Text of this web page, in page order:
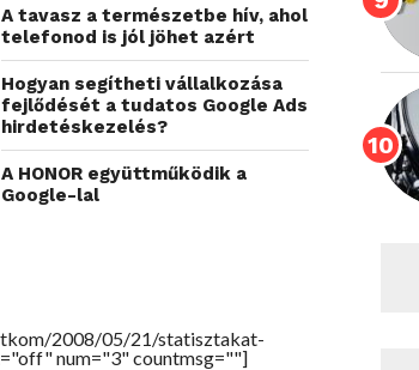
A tavasz a természetbe hív, ahol
telefonod is jól jöhet azért
Hogyan segítheti vállalkozása
fejlődését a tudatos Google Ads
hirdetéskezelés?
A HONOR együttműködik a
Google-lal
2008/05/21/statisztakat-
num="3" countmsg=""]